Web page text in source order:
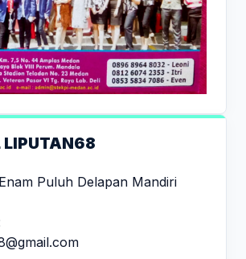
LIPUTAN68
Puluh Delapan Mandiri